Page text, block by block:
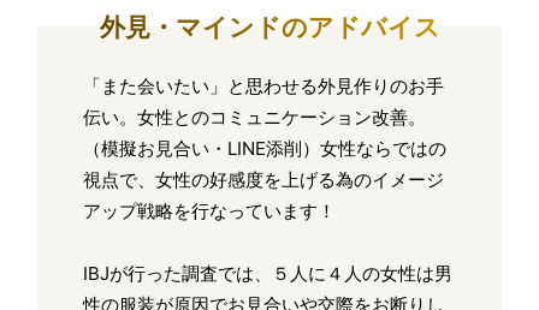
外見・マインドのアドバイス
「また会いたい」と思わせる外見作りのお手
伝い。女性とのコミュニケーション改善。
（模擬お見合い・LINE添削）女性ならではの
視点で、女性の好感度を上げる為のイメージ
アップ戦略を行なっています！
IBJが行った調査では、５人に４人の女性は男
性の服装が原因でお見合いや交際をお断りし